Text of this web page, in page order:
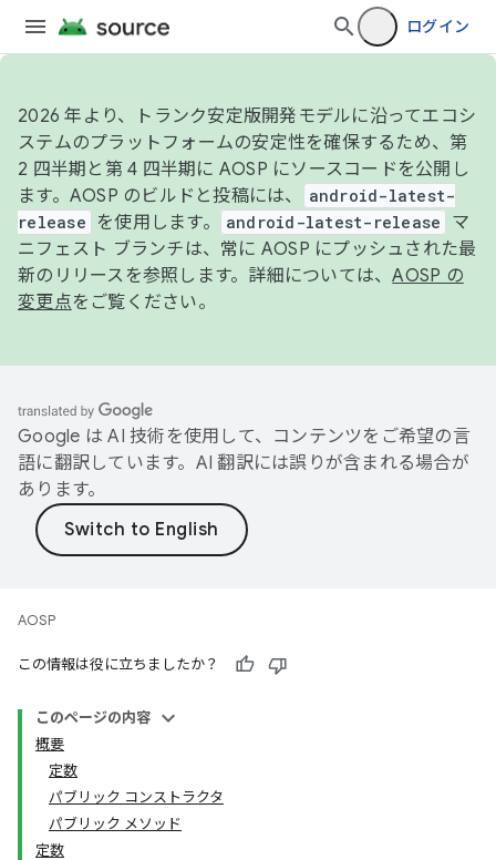
ログイン
2026 年より、トランク安定版開発モデルに沿ってエコシ
ステムのプラットフォームの安定性を確保するため、第
2 四半期と第 4 四半期に AOSP にソースコードを公開し
ます。AOSP のビルドと投稿には、
android-latest-
release
を使用します。 android-latest-release
マ
ニフェスト ブランチは、常に AOSP にプッシュされた最
新のリリースを参照します。詳細については、AOSP の
変更点をご覧ください。
Google は AI 技術を使用して、コンテンツをご希望の言
語に翻訳しています。AI 翻訳には誤りが含まれる場合が
あります。
AOSP
この情報は役に立ちましたか？
このページの内容
概要
定数
パブリック コンストラクタ
パブリック メソッド
定数